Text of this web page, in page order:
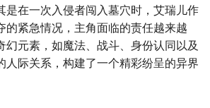
是在一次入侵者闯入墓穴时，艾瑞儿作
的紧急情况，主角面临的责任越来越
幻元素，如魔法、战斗、身份认同以及
人际关系，构建了一个精彩纷呈的异界